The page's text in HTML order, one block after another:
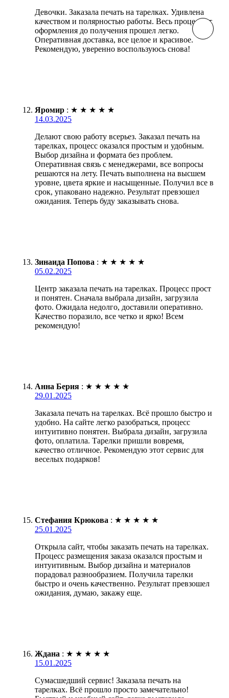
Девочки. Заказала печать на тарелках. Удивлена
качеством и полярностью работы. Весь процесс от
оформления до получения прошел легко.
Оперативная доставка, все целое и красивое.
Рекомендую, уверенно воспользуюсь снова!
Яромир : ★ ★ ★ ★ ★
14.03.2025
Делают свою работу всерьез. Заказал печать на
тарелках, процесс оказался простым и удобным.
Выбор дизайна и формата без проблем.
Оперативная связь с менеджерами, все вопросы
решаются на лету. Печать выполнена на высшем
уровне, цвета яркие и насыщенные. Получил все в
срок, упаковано надежно. Результат превзошел
ожидания. Теперь буду заказывать снова.
Зинаида Попова : ★ ★ ★ ★ ★
05.02.2025
Центр заказала печать на тарелках. Процесс прост
и понятен. Сначала выбрала дизайн, загрузила
фото. Ожидала недолго, доставили оперативно.
Качество поразило, все четко и ярко! Всем
рекомендую!
Анна Берия : ★ ★ ★ ★ ★
29.01.2025
Заказала печать на тарелках. Всё прошло быстро и
удобно. На сайте легко разобраться, процесс
интуитивно понятен. Выбрала дизайн, загрузила
фото, оплатила. Тарелки пришли вовремя,
качество отличное. Рекомендую этот сервис для
веселых подарков!
Стефания Крюкова : ★ ★ ★ ★ ★
25.01.2025
Открыла сайт, чтобы заказать печать на тарелках.
Процесс размещения заказа оказался простым и
интуитивным. Выбор дизайна и материалов
порадовал разнообразием. Получила тарелки
быстро и очень качественно. Результат превзошел
ожидания, думаю, закажу еще.
Ждана : ★ ★ ★ ★ ★
15.01.2025
Сумасшедший сервис! Заказала печать на
тарелках. Всё прошло просто замечательно!